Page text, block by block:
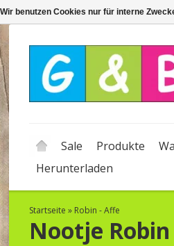
Sale Produkte
Herunterladen
Startseite » Robin - Affe
Nootje
Wir benutzen Cookies nur für interne